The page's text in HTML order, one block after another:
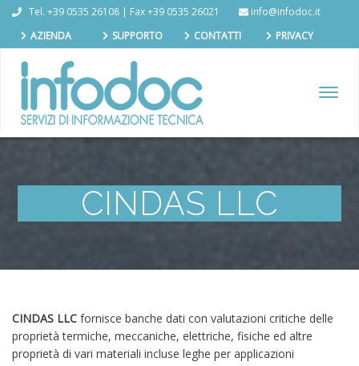
Tel. +39 0535 26108 | Fax +39 0535 26021
info@infodoc.it
AZIENDA
SUPPORTO CONTATTI PRIVACY
CINDAS LLC
CINDAS LLC fornisce banche dati con valutazioni critiche delle
proprietà termiche, meccaniche, elettriche, fisiche ed altre
proprietà di vari materiali incluse leghe per applicazioni